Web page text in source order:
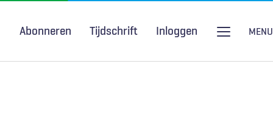
Abonneren Tijdschrift Inloggen MENU